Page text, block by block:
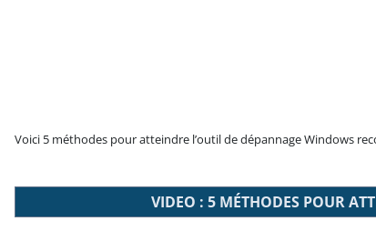
Voici 5 méthodes pour atteindre l’outil de dépannage Windows
VIDEO : 5 MÉTHODES POUR